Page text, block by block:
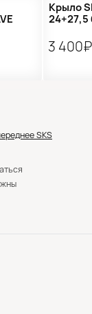
Крыло
3 400₽
SKS